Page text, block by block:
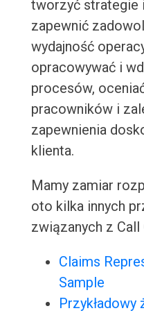
tworzyć strategie
zapewnić
wydajność
opracowywać i
procesów,
pracowników i
zapewnienia
klienta.
Mamy zamiar
oto kilka innych
związanych z Call
Claims
Sample